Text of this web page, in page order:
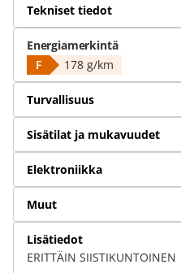
Tekniset tiedot
Energiamerkintä
F
178 g/km
Turvallisuus
Sisätilat ja mukavuudet
Elektroniikka
Muut
Lisätiedot
ERITTÄIN SIISTIKUNTOINEN